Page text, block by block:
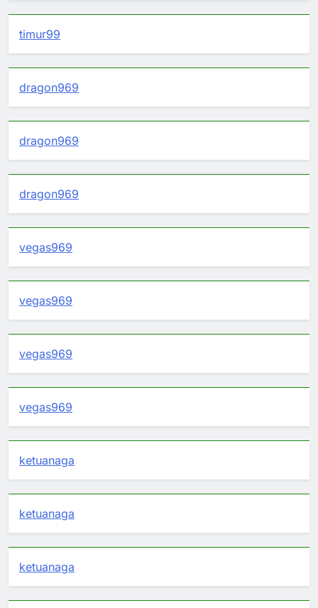
timur99
dragon969
dragon969
dragon969
vegas969
vegas969
vegas969
vegas969
ketuanaga
ketuanaga
ketuanaga